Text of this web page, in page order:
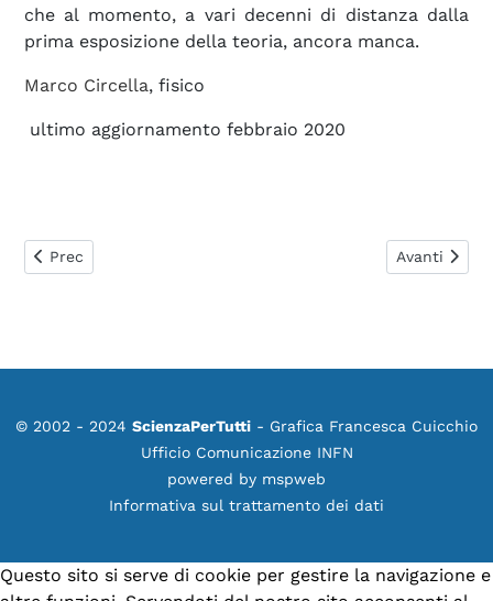
che al momento, a vari decenni di distanza dalla
prima esposizione della teoria, ancora manca.
Marco Circella, fisico
ultimo aggiornamento febbraio 2020
Articolo precedente: 0498. Effetti di Marea per Onde
Prec Articolo
Avanti
© 2002 - 2024 ScienzaPerTutti - Grafica Francesca Cuicchio
Ufficio Comunicazione INFN
powered by mspweb
Informativa sul trattamento dei dati
Questo sito si serve di cookie per gestire la navigazione e